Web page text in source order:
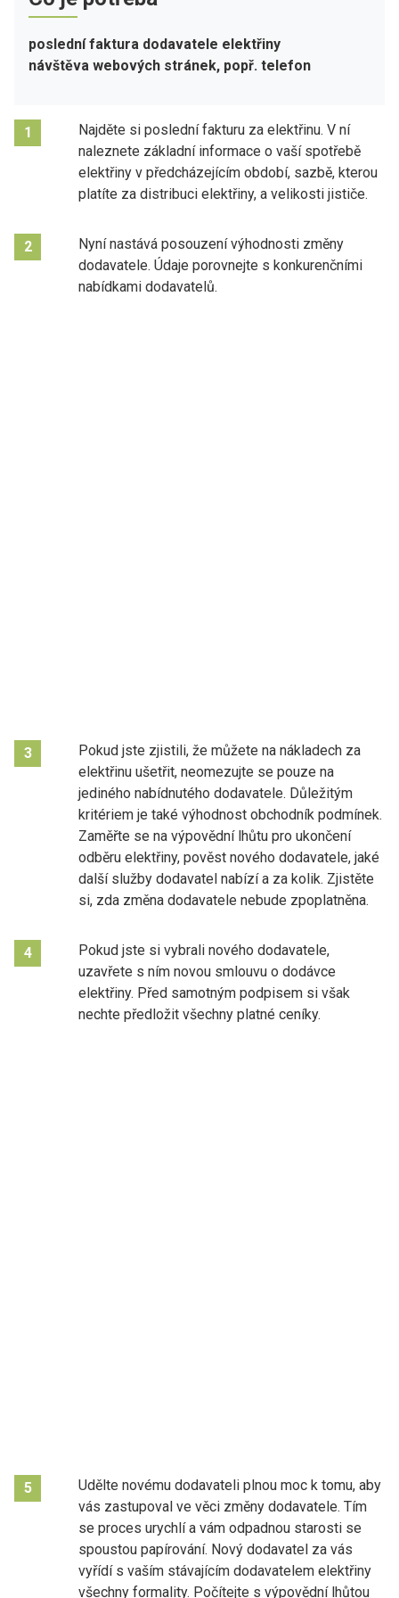
poslední faktura dodavatele elektřiny
návštěva webových stránek, popř. telefon
1
Najděte si poslední fakturu za elektřinu. V ní
naleznete základní informace o vaší spotřebě
elektřiny v předcházejícím období, sazbě, kterou
platíte za distribuci elektřiny, a velikosti jističe.
2
Nyní nastává posouzení výhodnosti změny
dodavatele. Údaje porovnejte s konkurenčními
nabídkami dodavatelů.
3
Pokud jste zjistili, že můžete na nákladech za
elektřinu ušetřit, neomezujte se pouze na
jediného nabídnutého dodavatele. Důležitým
kritériem je také výhodnost obchodník podmínek.
Zaměřte se na výpovědní lhůtu pro ukončení
odběru elektřiny, pověst nového dodavatele, jaké
další služby dodavatel nabízí a za kolik. Zjistěte
si, zda změna dodavatele nebude zpoplatněna.
4
Pokud jste si vybrali nového dodavatele,
uzavřete s ním novou smlouvu o dodávce
elektřiny. Před samotným podpisem si však
nechte předložit všechny platné ceníky.
5
Udělte novému dodavateli plnou moc k tomu, aby
vás zastupoval ve věci změny dodavatele. Tím
se proces urychlí a vám odpadnou starosti se
spoustou papírování. Nový dodavatel za vás
vyřídí s vaším stávajícím dodavatelem elektřiny
všechny formality. Počítejte s výpovědní lhůtou